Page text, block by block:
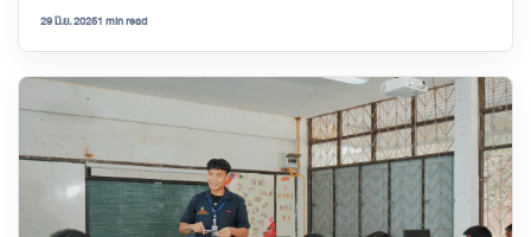
29 มิ.ย. 20251 min read